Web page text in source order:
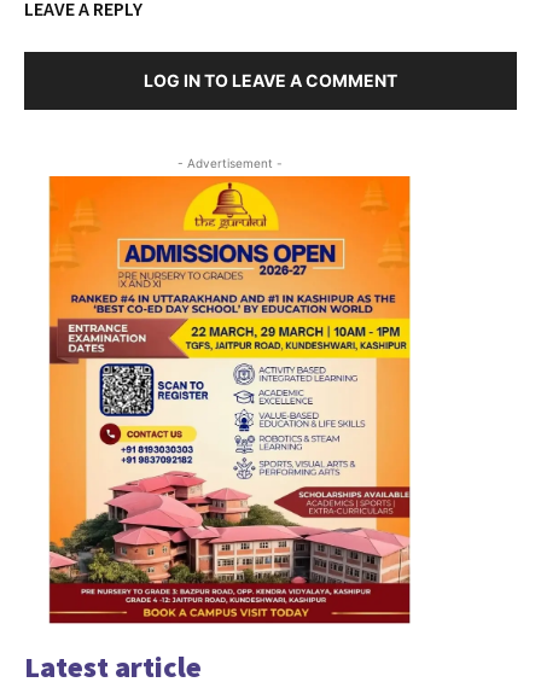
LEAVE A REPLY
LOG IN TO LEAVE A COMMENT
- Advertisement -
Latest article